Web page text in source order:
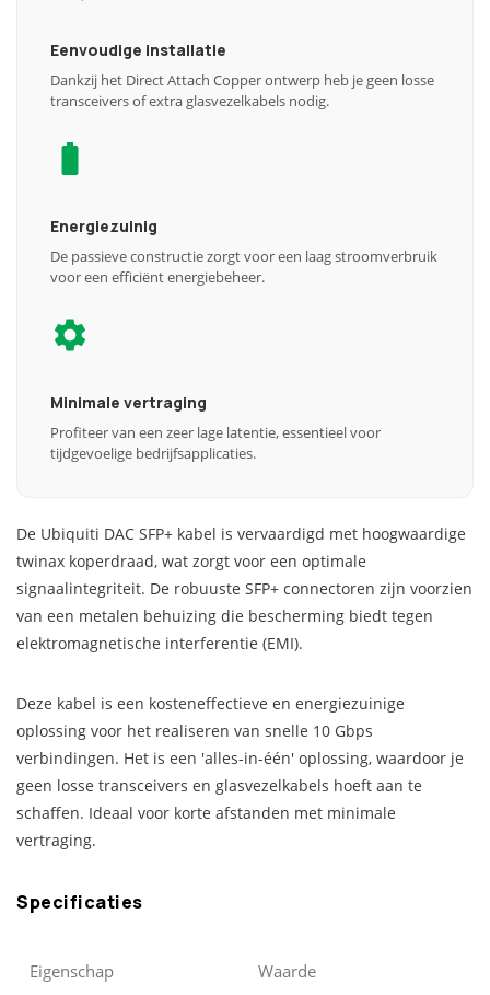
Eenvoudige installatie
Dankzij het Direct Attach Copper ontwerp heb je geen losse
transceivers of extra glasvezelkabels nodig.
Energiezuinig
De passieve constructie zorgt voor een laag stroomverbruik
voor een efficiënt energiebeheer.
Minimale vertraging
Profiteer van een zeer lage latentie, essentieel voor
tijdgevoelige bedrijfsapplicaties.
De Ubiquiti DAC SFP+ kabel is vervaardigd met hoogwaardige
twinax koperdraad, wat zorgt voor een optimale
signaalintegriteit. De robuuste SFP+ connectoren zijn voorzien
van een metalen behuizing die bescherming biedt tegen
elektromagnetische interferentie (EMI).
Deze kabel is een kosteneffectieve en energiezuinige
oplossing voor het realiseren van snelle 10 Gbps
verbindingen. Het is een 'alles-in-één' oplossing, waardoor je
geen losse transceivers en glasvezelkabels hoeft aan te
schaffen. Ideaal voor korte afstanden met minimale
vertraging.
Specificaties
Eigenschap Waarde